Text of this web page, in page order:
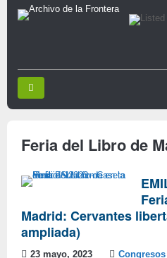
Feria del Libro de
Madrid: Cervantes
ampliada)
23 mayo, 2023